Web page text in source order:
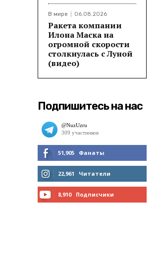
В мире 06.08.2026
Ракета компании
Илона Маска на
огромной скорости
столкнулась с Луной
(видео)
Подпишитесь на нас
51,905 Фанаты
МНЕ НРАВИТСЯ
22,961 Читатели
8,910 Подписчики